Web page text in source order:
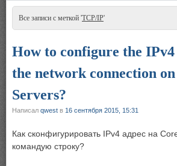
SKIP TO CONTENT
Все записи с меткой 'TCP/IP'
How to configure the IPv4
the network connection
Servers?
Написал qwest в 16 сентября 2015, 15:31
Как сконфигурировать IPv4 адрес на
командую строку?